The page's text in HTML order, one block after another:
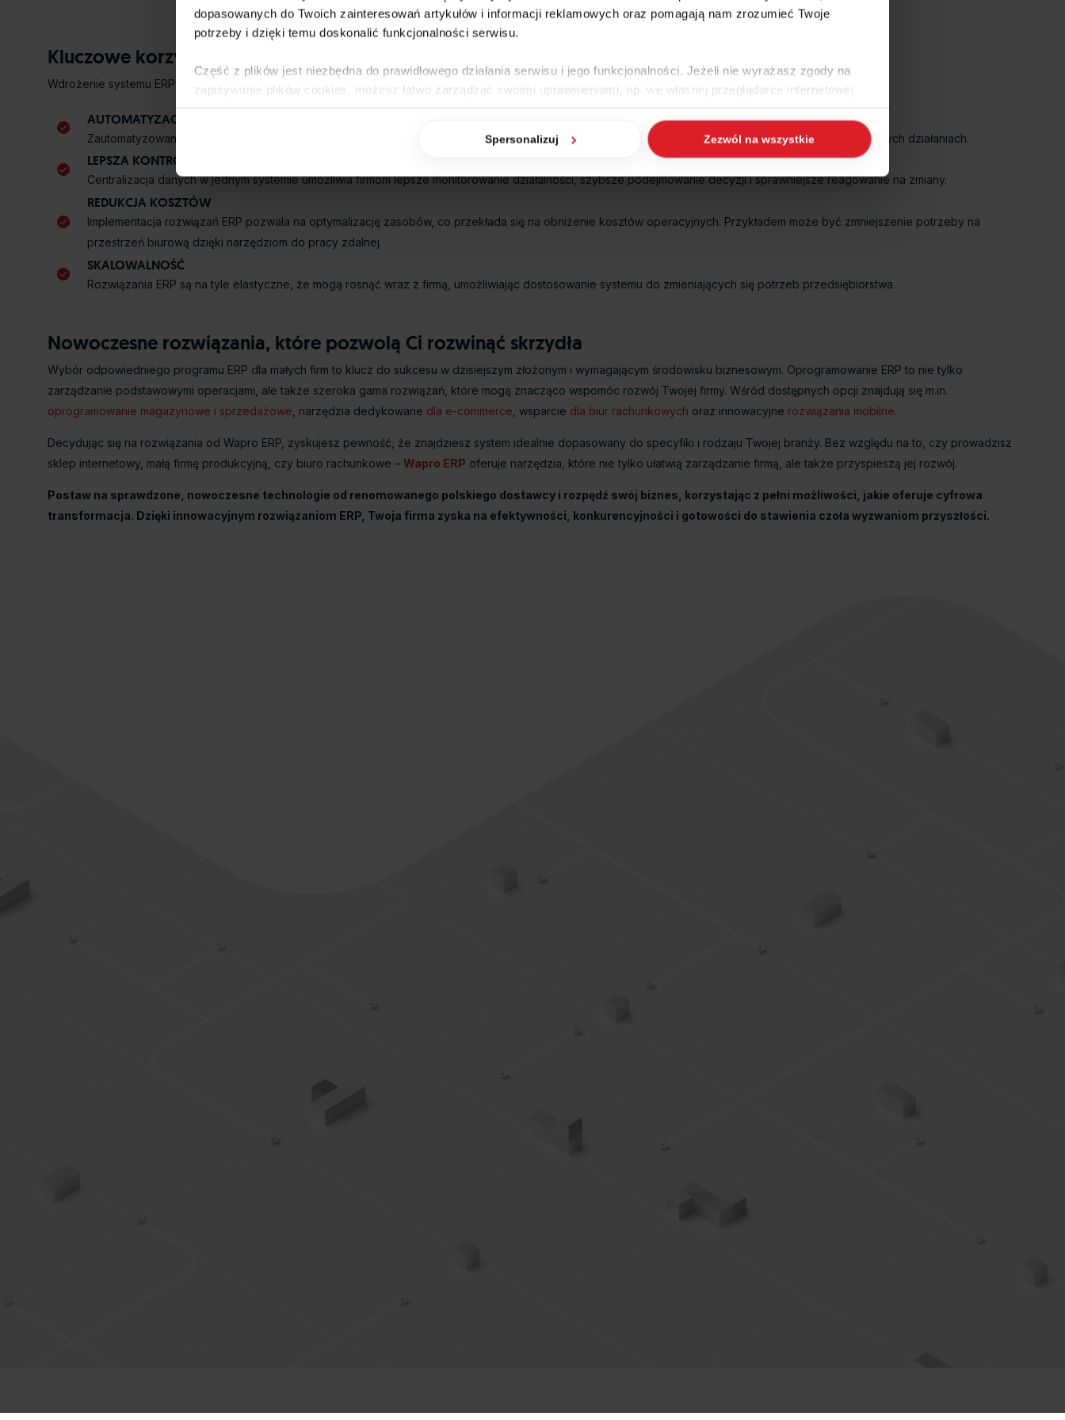
dopasowanych do Twoich zainteresowań artykułów i informacji reklamowych oraz pomagają nam zrozumieć Twoje
potrzeby i dzięki temu doskonalić funkcjonalności serwisu.
Część z plików jest niezbędna do prawidłowego działania serwisu i jego funkcjonalności. Jeżeli nie wyrażasz zgody na
zapisywanie plików cookies, możesz łatwo zarządzać swoimi uprawnieniami, np. we własnej przeglądarce internetowej
lub po wybraniu opcji Zarządzaj cookies. Szczegółowe informacje na ten temat znajdziesz w naszejPolityce Cookiesi
Spersonalizuj Zezwól na wszystkie
Kluczowe korzyści z wdrożenia ERP w procesie cyfrowej transformacji
Wdrożenie systemu ERP przynosi liczne korzyści, które mogą przyspieszyć cyfrową transformację biznesu:
AUTOMATYZACJA PROCESÓW
Zautomatyzowanie rutynowych zadań, takich jak wystawianie faktur czy zarządzanie zapasami, pozwala pracownikom skupić się na bardziej strategicznych działaniach.
LEPSZA KONTROLA NAD DANYMI
Centralizacja danych w jednym systemie umożliwia firmom lepsze monitorowanie działalności, szybsze podejmowanie decyzji i sprawniejsze reagowanie na zmiany.
REDUKCJA KOSZTÓW
Implementacja rozwiązań ERP pozwala na optymalizację zasobów, co przekłada się na obniżenie kosztów operacyjnych. Przykładem może być zmniejszenie potrzeby na
przestrzeń biurową dzięki narzędziom do pracy zdalnej.
SKALOWALNOŚĆ
Rozwiązania ERP są na tyle elastyczne, że mogą rosnąć wraz z firmą, umożliwiając dostosowanie systemu do zmieniających się potrzeb przedsiębiorstwa.
Nowoczesne rozwiązania, które pozwolą Ci rozwinąć skrzydła
Wybór odpowiedniego programu ERP dla małych firm to klucz do sukcesu w dzisiejszym złożonym i wymagającym środowisku biznesowym. Oprogramowanie ERP to nie tylko
zarządzanie podstawowymi operacjami, ale także szeroka gama rozwiązań, które mogą znacząco wspomóc rozwój Twojej firmy. Wśród dostępnych opcji znajdują się m.in.
oprogramowanie magazynowe i sprzedażowe , narzędzia dedykowane dla e-commerce , wsparcie dla biur rachunkowych oraz innowacyjne rozwiązania mobilne.
Decydując się na rozwiązania od Wapro ERP, zyskujesz pewność, że znajdziesz system idealnie dopasowany do specyfiki i rodzaju Twojej branży. Bez względu na to, czy prowadzisz
sklep internetowy, małą firmę produkcyjną, czy biuro rachunkowe – Wapro ERP oferuje narzędzia, które nie tylko ułatwią zarządzanie firmą, ale także przyspieszą jej rozwój.
Postaw na sprawdzone, nowoczesne technologie od renomowanego polskiego dostawcy i rozpędź swój biznes, korzystając z pełni możliwości, jakie oferuje cyfrowa
transformacja. Dzięki innowacyjnym rozwiązaniom ERP, Twoja firma zyska na efektywności, konkurencyjności i gotowości do stawienia czoła wyzwaniom przyszłości.